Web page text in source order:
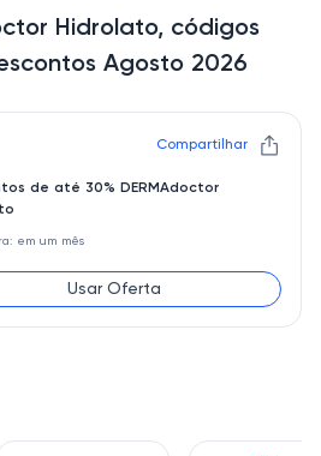
Hidrolato, códigos
Agosto 2026
Compartilhar
de até 30% DERMAdoctor
em um mês
Usar Oferta